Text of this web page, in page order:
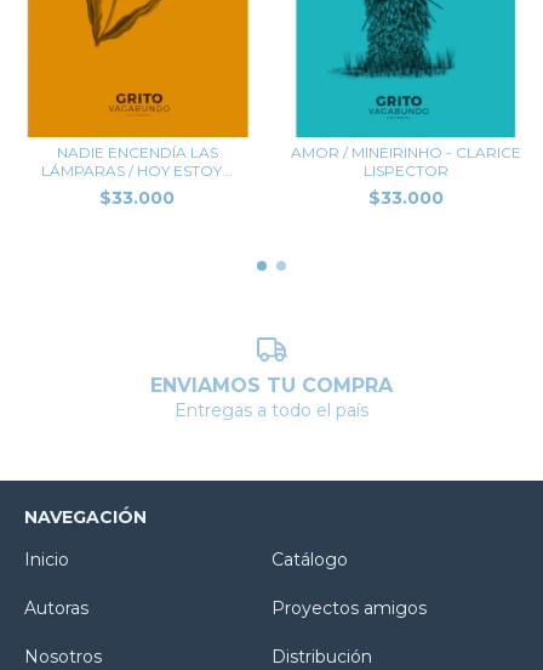
NADIE ENCENDÍA LAS
LÁMPARAS / HOY ESTOY...
$33.000
AMOR / MINEIRINHO - CLARICE
LISPECTOR
$33.000
ENVIAMOS TU COMPRA
Entregas a todo el país
NAVEGACIÓN
Inicio
Catálogo
Autoras Proyectos amigos
Nosotros Distribución